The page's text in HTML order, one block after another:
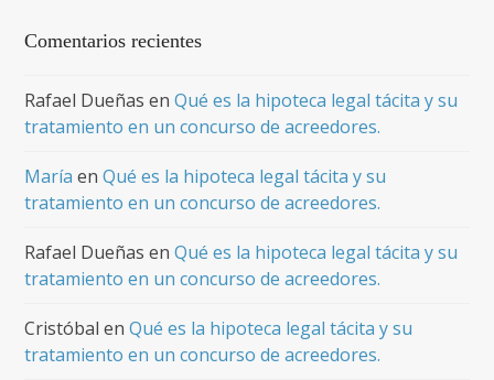
Comentarios recientes
Rafael Dueñas enQué es la hipoteca legal tácita y su
tratamiento en un concurso de acreedores.
María enQué es la hipoteca legal tácita y su
tratamiento en un concurso de acreedores.
Rafael Dueñas enQué es la hipoteca legal tácita y su
tratamiento en un concurso de acreedores.
Cristóbal enQué es la hipoteca legal tácita y su
tratamiento en un concurso de acreedores.